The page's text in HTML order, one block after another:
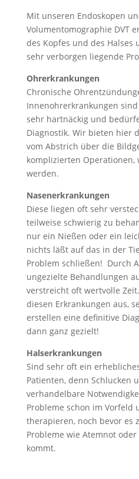
Mit unseren Endoskopen
Volumentomographie DVT
des Kopfes und des Halses
sehr verborgen liegende
Ohrerkrankungen
Chronische
Innenohrerkrankungen
sehr hartnäckig und
Diagnostik. Wir bieten hier
vom Abstrich über die
komplizierten Operationen,
werden.
Nasenerkrankungen
Diese liegen oft sehr
teilweise schwierig zu
nur ein Nießen oder ein
nichts läßt auf das in der
Problem schließen! Durch
ungezielte Behandlungen
verstreicht oft wertvolle
diesen Erkrankungen aus,
erstellen eine definitive
dann ganz gezielt!
Halserkrankungen
Sind sehr oft ein
Patienten, denn Schlucken
verhandelbare
Probleme schon im Vorfeld
therapieren, noch bevor es
Probleme wie Atemnot
kommt.